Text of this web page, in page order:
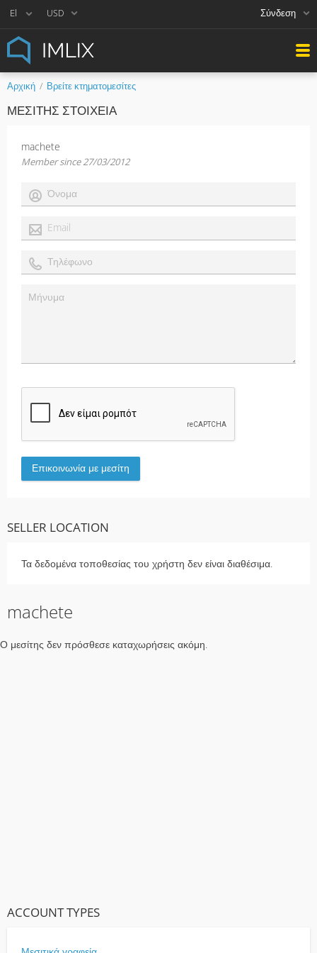
USD Σύνδεση
Αρχική Βρείτε κτηματομεσίτες
ΜΕΣΊΤΗΣ ΣΤΟΙΧΕΊΑ
machete
Member since 27/03/2012
SELLER LOCATION
Τα δεδομένα τοποθεσίας του χρήστη δεν είναι διαθέσιμα.
machete
Ο μεσίτης δεν πρόσθεσε καταχωρήσεις ακόμη.
ACCOUNT TYPES